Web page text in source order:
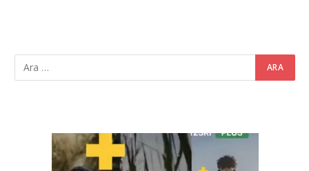
Video
oynatıcı